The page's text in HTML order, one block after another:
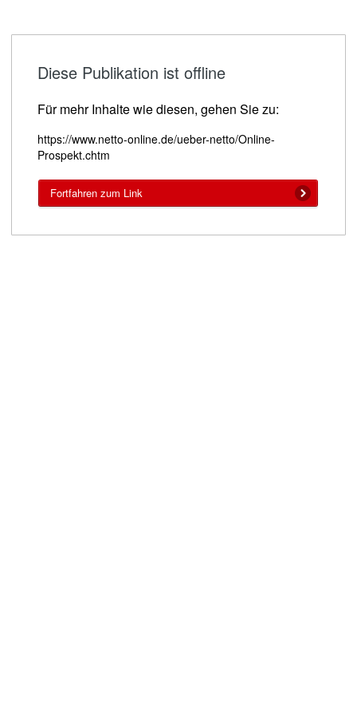
Diese Publikation ist offline
Für mehr Inhalte wie diesen, gehen Sie zu:
https://www.netto-online.de/ueber-netto/Online-
Prospekt.chtm
Fortfahren zum Link